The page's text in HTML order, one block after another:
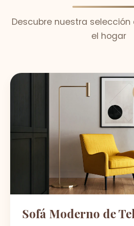
Descubre nuestra
el hogar
Sofá Moderno de